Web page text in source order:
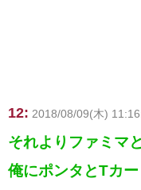
12: 2018/08/09(木)
それよりファミマ
俺にポンタとTカ